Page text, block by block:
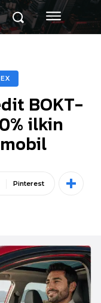
BOKT-
ilkin
Pinterest